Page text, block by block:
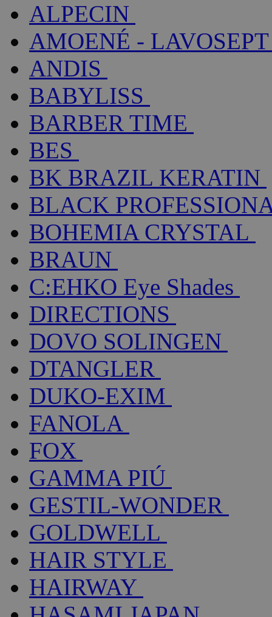
ALPECIN
AMOENÉ - LAVOSEPT
ANDIS
BABYLISS
BARBER TIME
BES
BK BRAZIL KERATIN
BLACK
BOHEMIA CRYSTAL
BRAUN
C:EHKO Eye Shades
DIRECTIONS
DOVO SOLINGEN
DTANGLER
DUKO-EXIM
FANOLA
FOX
GAMMA PIÚ
GESTIL-WONDER
GOLDWELL
HAIR STYLE
HAIRWAY